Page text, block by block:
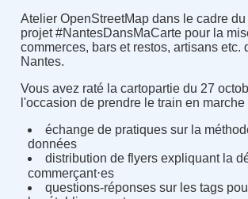
Atelier OpenStreetMap dans le cadre du
projet #NantesDansMaCarte pour la
commerces, bars et restos, artisans etc.
Nantes.
Vous avez raté la cartopartie du 27
l'occasion de prendre le train en marche
échange de pratiques sur la
données
distribution de flyers expliquant la
commerçant⋅es
questions-réponses sur les tags